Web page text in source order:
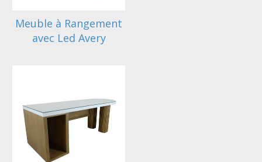
Meuble à Rangement
avec Led Avery